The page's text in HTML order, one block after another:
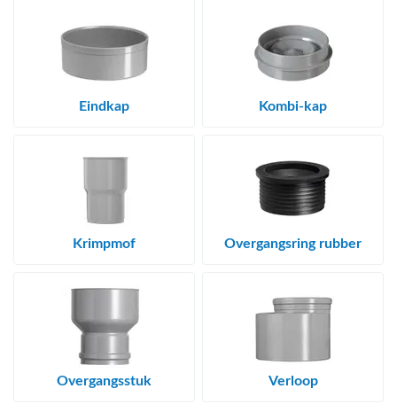
Eindkap Kombi-kap
Krimpmof Overgangsring rubber
Overgangsstuk Verloop